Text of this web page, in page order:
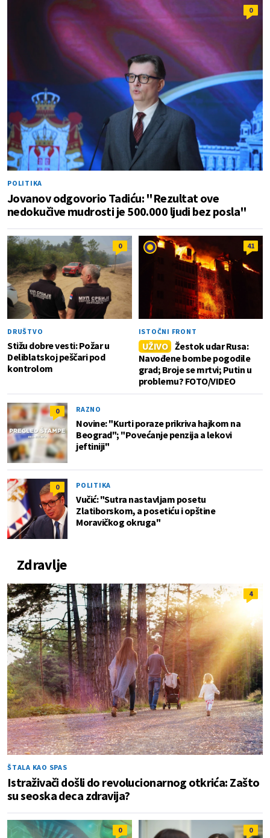
0
POLITIKA
Jovanov odgovorio Tadiću: "Rezultat ove
nedokučive mudrosti je 500.000 ljudi bez posla"
0
DRUŠTVO
Stižu dobre vesti: Požar u
Deliblatskoj peščari pod
kontrolom
41
ISTOČNI FRONT
UŽIVO Žestok udar Rusa:
Navođene bombe pogodile
grad; Broje se mrtvi; Putin u
problemu? FOTO/VIDEO
0 RAZNO
Novine: "Kurti poraze prikriva hajkom na
Beograd"; "Povećanje penzija a lekovi
jeftiniji"
0 POLITIKA
Vučić: "Sutra nastavljam posetu
Zlatiborskom, a posetiću i opštine
Moravičkog okruga"
Zdravlje
4
ŠTALA KAO SPAS
Istraživači došli do revolucionarnog otkrića: Zašto
su seoska deca zdravija?
0 0